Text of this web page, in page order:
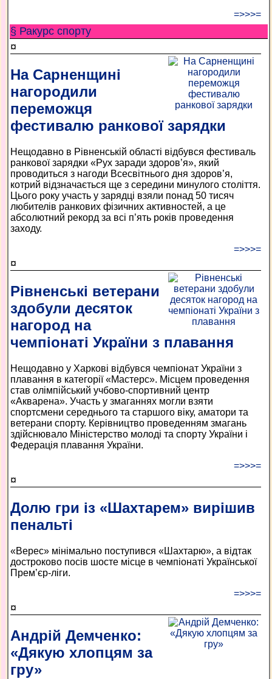
=>>>=
§ Ракурс спорту
¤
На Сарненщині
нагородили
переможця
фестивалю ранкової зарядки
Нещодавно в Рівненській області відбувся фестиваль
ранкової зарядки «Рух заради здоров’я», який
проводиться з нагоди Всесвітнього дня здоров’я,
котрий відзначається ще з середини минулого століття.
Цього року участь у зарядці взяли понад 50 тисяч
любителів ранкових фізичних активностей, а це
абсолютний рекорд за всі п’ять років проведення
заходу.
=>>>=
¤
Рівненські ветерани
здобули десяток
нагород на
чемпіонаті України з плавання
Нещодавно у Харкові відбувся чемпіонат України з
плавання в категорії «Мастерс». Місцем проведення
став олімпійський учбово-спортивний центр
«Акварена». Участь у змаганнях могли взяти
спортсмени середнього та старшого віку, аматори та
ветерани спорту. Керівництво проведенням змагань
здійснювало Міністерство молоді та спорту України і
Федерація плавання України.
=>>>=
¤
Долю гри із «Шахтарем» вирішив
пенальті
«Верес» мінімально поступився «Шахтарю», а відтак
достроково посів шосте місце в чемпіонаті Української
Прем’єр-ліги.
=>>>=
¤
Андрій Демченко:
«Дякую хлопцям за
гру»